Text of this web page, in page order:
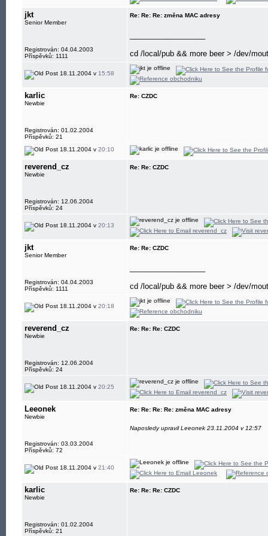
jkt
Senior Member
Registrován: 04.04.2003
Příspěvků: 1111
Re: Re: Re: změna MAC adresy
cd /local/pub && more beer > /dev/
18.11.2004 v 15:58
karlic
Newbie
Registrován: 01.02.2004
Příspěvků: 21
Re: CZDC
18.11.2004 v 20:10
reverend_cz
Newbie
Registrován: 12.06.2004
Příspěvků: 24
Re: Re: CZDC
18.11.2004 v 20:13
jkt
Senior Member
Registrován: 04.04.2003
Příspěvků: 1111
Re: Re: CZDC
cd /local/pub && more beer > /dev/
18.11.2004 v 20:18
reverend_cz
Newbie
Registrován: 12.06.2004
Příspěvků: 24
Re: Re: Re: CZDC
18.11.2004 v 20:25
Leeonek
Newbie
Registrován: 03.03.2004
Příspěvků: 72
Re: Re: Re: Re: změna MAC adresy
Naposledy upravil Leeonek 23.11.2004 v 12:57
18.11.2004 v 21:40
karlic
Newbie
Registrován: 01.02.2004
Příspěvků: 21
Re: Re: Re: CZDC